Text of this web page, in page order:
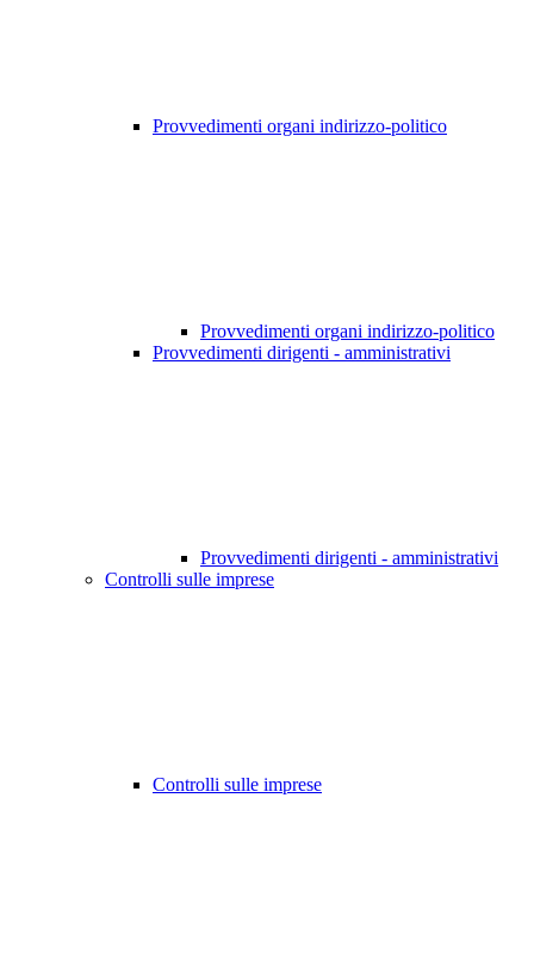
Provvedimenti organi indirizzo-politico
Provvedimenti organi indirizzo-politico
Provvedimenti dirigenti - amministrativi
Provvedimenti dirigenti - amministrativi
Controlli sulle imprese
Controlli sulle imprese